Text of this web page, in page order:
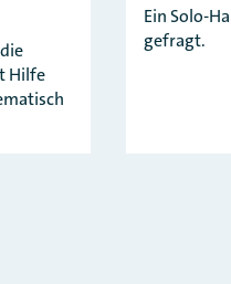
Hilfe
Ein Solo-
gefragt.